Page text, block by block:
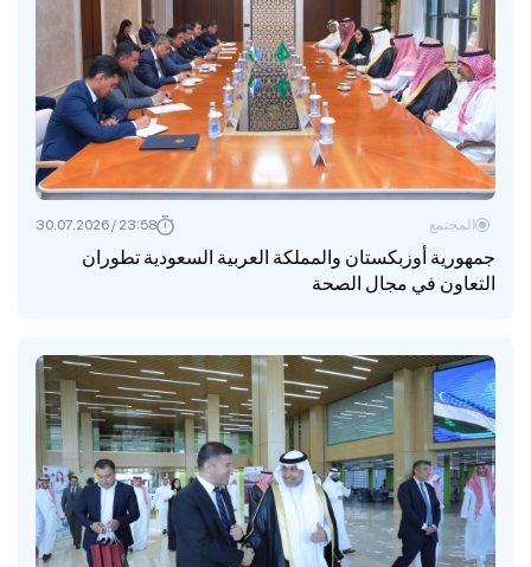
جمهورية أوزبكستان والمملكة العربية السعودية تطوران
التعاون في مجال الصحة
المجتمع 23:58 / 30.07.2026